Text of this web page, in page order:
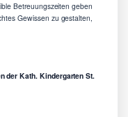
Betreuungszeiten geben
Gewissen zu gestalten,
der Kath. Kindergarten St.